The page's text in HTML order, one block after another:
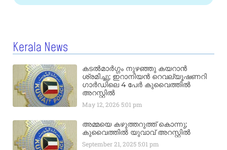
Kerala News
കടൽമാർഗ്ഗം നുഴഞ്ഞു കയറാൻ
ശ്രമിച്ചു; ഇറാനിയൻ റെവല്യൂഷണറി
ഗാർഡിലെ 4 പേർ കുവൈത്തിൽ
അറസ്റ്റിൽ
May 12, 20265:01 pm
അമ്മയെ കഴുത്തറുത്ത് കൊന്നു;
കുവൈത്തിൽ യുവാവ് അറസ്റ്റിൽ
September 21, 20255:01 pm